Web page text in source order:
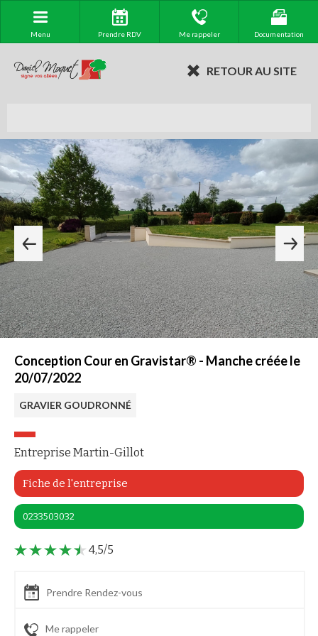
Menu Prendre RDV Me rappeler Documentation
RETOUR AU SITE
Conception Cour en Gravistar® - Manche créée le
20/07/2022
GRAVIER GOUDRONNÉ
Entreprise Martin-Gillot
Fiche de l'entreprise
0233503032
4,5/5
Prendre Rendez-vous
Me rappeler